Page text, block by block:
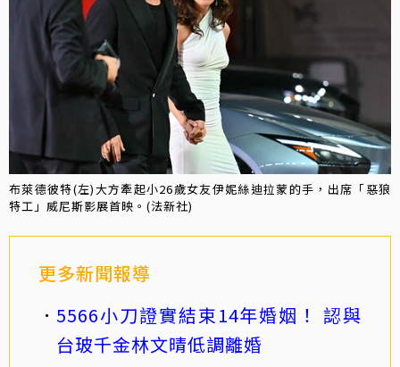
布萊德彼特(左)大方牽起小26歲女友伊妮絲迪拉蒙的手，出席「惡狼
特工」威尼斯影展首映。(法新社)
更多新聞報導
5566小刀證實結束14年婚姻！ 認與
台玻千金林文晴低調離婚